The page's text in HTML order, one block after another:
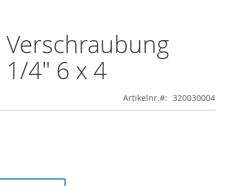
Verschraubung
1/4" 6 x 4
Artikelnr. 320030004